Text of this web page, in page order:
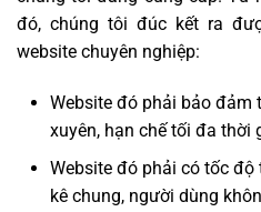
đó, chúng tôi đúc kết ra
website chuyên nghiệp:
Website đó phải bảo đảm
xuyên, hạn chế tối đa thời
Website đó phải có tốc
kê chung, người dùng